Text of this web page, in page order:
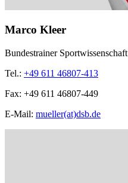
Marco Kleer
Bundestrainer Sportwissenschaft
Tel.: +49 611 46807-413
Fax: +49 611 46807-449
E-Mail: mueller(at)dsb.de